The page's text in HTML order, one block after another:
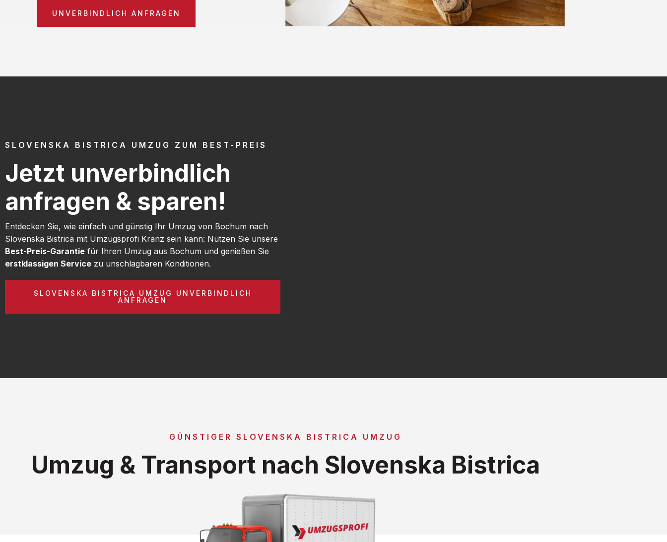
UNVERBINDLICH ANFRAGEN
SLOVENSKA BISTRICA UMZUG ZUM BEST-PREIS
Jetzt unverbindlich
anfragen & sparen!
Entdecken Sie, wie einfach und günstig Ihr Umzug von Bochum nach
Slovenska Bistrica mit Umzugsprofi Kranz sein kann: Nutzen Sie unsere
Best-Preis-Garantie für Ihren Umzug aus Bochum und genießen Sie
erstklassigen Service zu unschlagbaren Konditionen.
SLOVENSKA BISTRICA UMZUG UNVERBINDLICH
ANFRAGEN
GÜNSTIGER SLOVENSKA BISTRICA UMZUG
Umzug & Transport nach Slovenska Bistrica